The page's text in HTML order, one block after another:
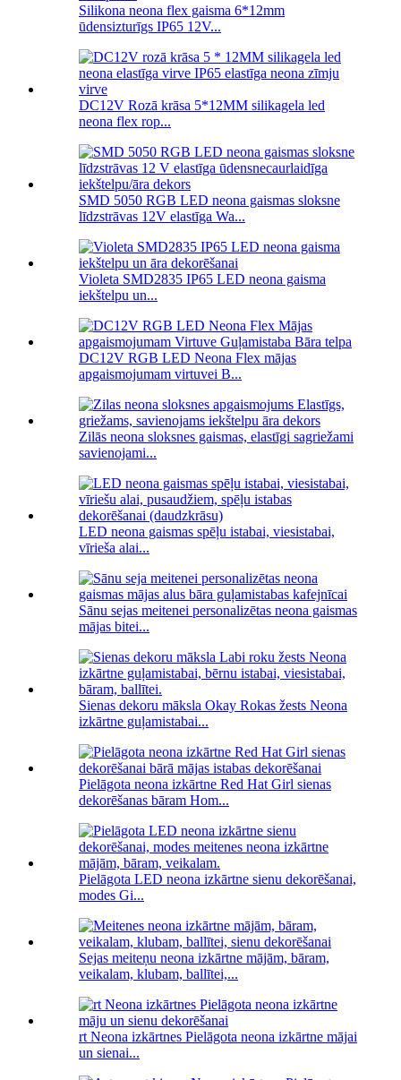
Silikona neona flex gaisma 6*12mm
ūdensizturīgs IP65 12V...
DC12V Rozā krāsa 5*12MM silikagela led
neona flex rop...
SMD 5050 RGB LED neona gaismas sloksne
līdzstrāvas 12V elastīga Wa...
Violeta SMD2835 IP65 LED neona gaisma
iekštelpu un...
DC12V RGB LED Neona Flex mājas
apgaismojumam virtuvei B...
Zilās neona sloksnes gaismas, elastīgi sagriežami
savienojami...
LED neona gaismas spēļu istabai, viesistabai,
vīrieša alai...
Sānu sejas meitenei personalizētas neona gaismas
mājas bitei...
Sienas dekoru māksla Okay Rokas žests Neona
izkārtne guļamistabai...
Pielāgota neona izkārtne Red Hat Girl sienas
dekorēšanas bāram Hom...
Pielāgota LED neona izkārtne sienu dekorēšanai,
modes Gi...
Sejas meiteņu neona izkārtne mājām, bāram,
veikalam, klubam, ballītei,...
rt Neona izkārtnes Pielāgota neona izkārtne mājai
un sienai...